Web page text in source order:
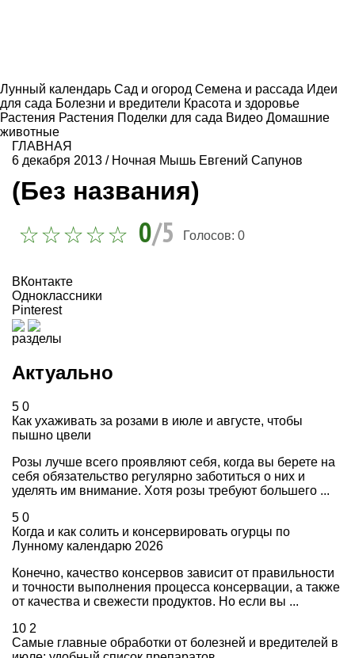
Лунный календарь Сад и огород Семена и рассада Идеи
для сада Болезни и вредители Красота и здоровье
Растения Растения Поделки для сада Видео Домашние
животные
ГЛАВНАЯ
6 декабря 2013 / Ночная Мышь Евгений Сапунов
(Без названия)
0/5 Голосов: 0
ВКонтакте
Одноклассники
Pinterest
разделы
Актуально
5 0
Как ухаживать за розами в июле и августе, чтобы
пышно цвели
Розы лучше всего проявляют себя, когда вы берете на
себя обязательство регулярно заботиться о них и
уделять им внимание. Хотя розы требуют большего ...
5 0
Когда и как солить и консервировать огурцы по
Лунному календарю 2026
Конечно, качество консервов зависит от правильности
и точности выполнения процесса консервации, а также
от качества и свежести продуктов. Но если вы ...
10 2
Самые главные обработки от болезней и вредителей в